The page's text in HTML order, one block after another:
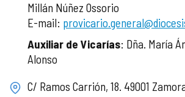
Millán Núñez Ossorio
E-mail:
Auxiliar de Vicarías: Dña. María
Alonso
C/ Ramos Carrión, 18. 49001